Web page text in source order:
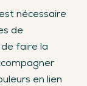
nécessaire
de
faire la
en lien